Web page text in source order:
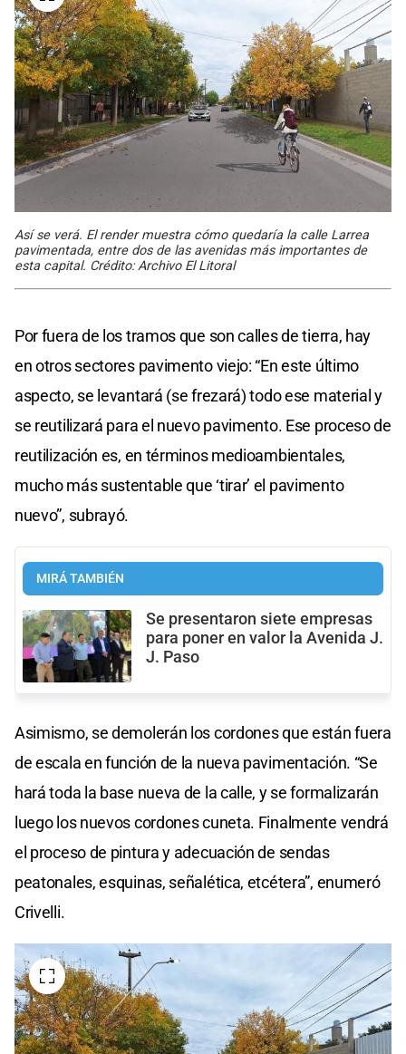
Así se verá. El render muestra cómo quedaría la calle Larrea
pavimentada, entre dos de las avenidas más importantes de
esta capital. Crédito: Archivo El Litoral
Por fuera de los tramos que son calles de tierra, hay
en otros sectores pavimento viejo: “En este último
aspecto, se levantará (se frezará) todo ese material y
se reutilizará para el nuevo pavimento. Ese proceso de
reutilización es, en términos medioambientales,
mucho más sustentable que ‘tirar’ el pavimento
nuevo”, subrayó.
MIRÁ TAMBIÉN
Se presentaron siete empresas
para poner en valor la Avenida J.
J. Paso
Asimismo, se demolerán los cordones que están fuera
de escala en función de la nueva pavimentación. “Se
hará toda la base nueva de la calle, y se formalizarán
luego los nuevos cordones cuneta. Finalmente vendrá
el proceso de pintura y adecuación de sendas
peatonales, esquinas, señalética, etcétera”, enumeró
Crivelli.